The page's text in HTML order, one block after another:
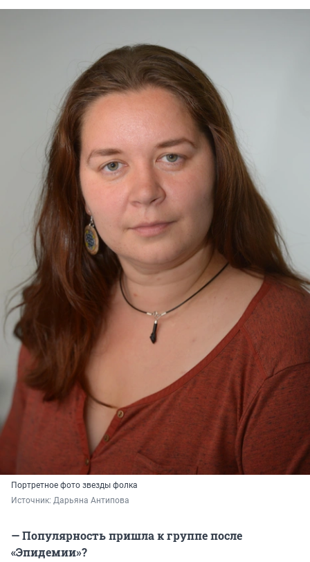
Портретное фото звезды фолка
Источник: Дарьяна Антипова
— Популярность пришла к группе после
«Эпидемии»?